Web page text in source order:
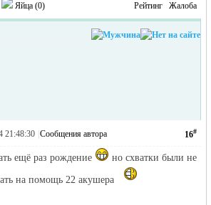
Яйца (0) Рейтинг Жалоба
16#
21:48:30 Сообщения автора
ещё раз рождение но схватки были не
на помощь 22 акушера